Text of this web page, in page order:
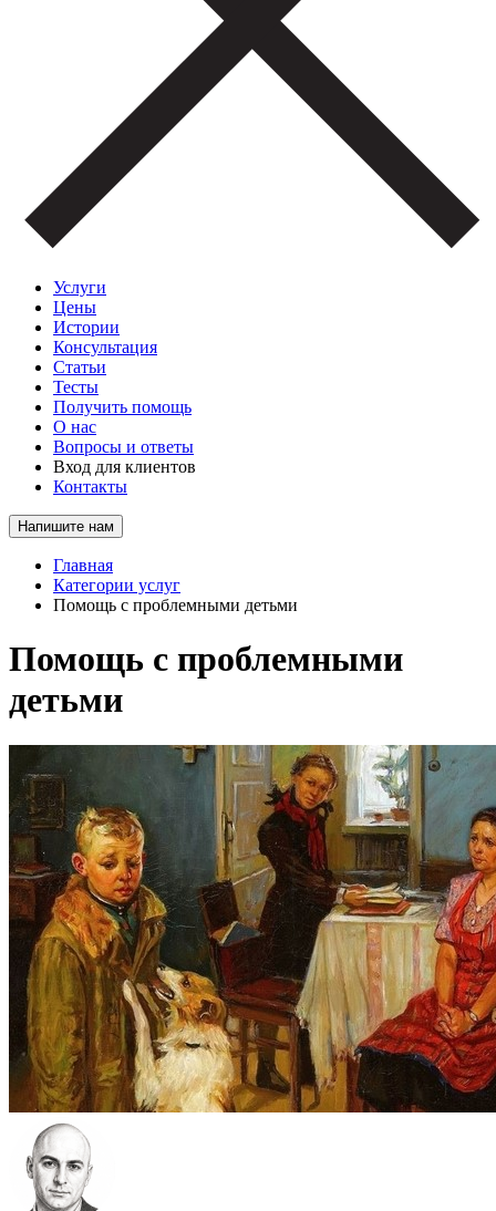
Услуги
Цены
Истории
Консультация
Статьи
Тесты
Получить помощь
О нас
Вопросы и ответы
Вход для клиентов
Контакты
Напишите нам
Главная
Категории услуг
Помощь с проблемными детьми
Помощь с проблемными
детьми